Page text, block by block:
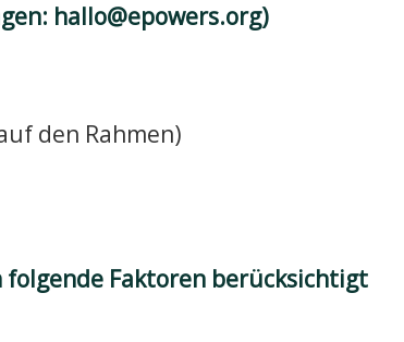
hallo@epowers.org)
den Rahmen)
folgende Faktoren berücksichtigt